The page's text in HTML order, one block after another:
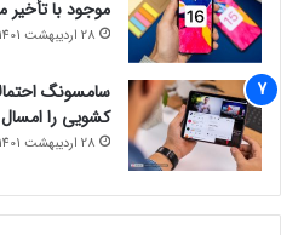
موجود با
28 اردیبهشت 1401
سامسونگ
کشویی را
28 اردیبهشت 1401